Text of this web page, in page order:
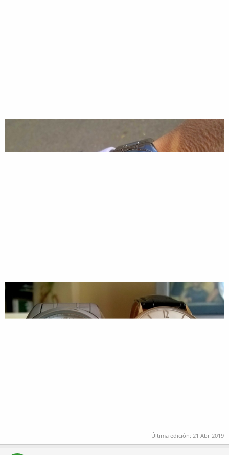
Última edición: 21 Abr 2019